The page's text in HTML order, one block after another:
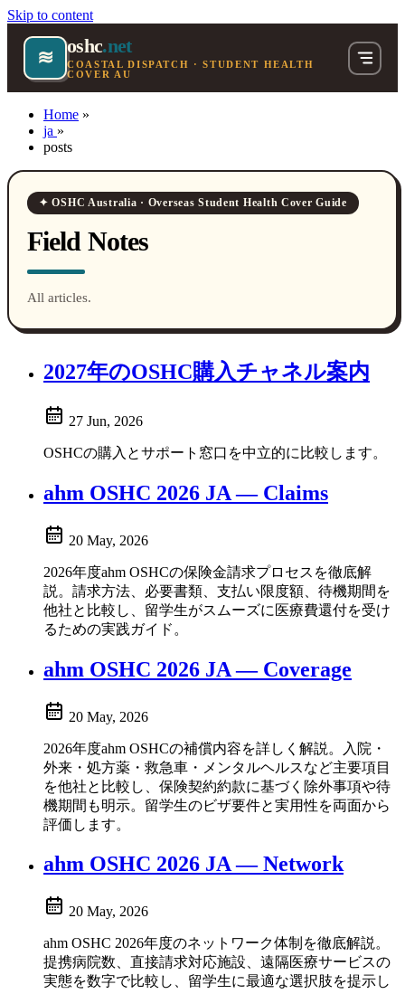
Skip to content
≋
oshc.net
COASTAL DISPATCH · STUDENT HEALTH
COVER AU
Home »
ja »
posts
✦ OSHC Australia · Overseas Student Health Cover Guide
Field Notes
All articles.
2027年のOSHC購入チャネル案内
27 Jun, 2026
OSHCの購入とサポート窓口を中立的に比較します。
ahm OSHC 2026 JA — Claims
20 May, 2026
2026年度ahm OSHCの保険金請求プロセスを徹底解
説。請求方法、必要書類、支払い限度額、待機期間を
他社と比較し、留学生がスムーズに医療費還付を受け
るための実践ガイド。
ahm OSHC 2026 JA — Coverage
20 May, 2026
2026年度ahm OSHCの補償内容を詳しく解説。入院・
外来・処方薬・救急車・メンタルヘルスなど主要項目
を他社と比較し、保険契約約款に基づく除外事項や待
機期間も明示。留学生のビザ要件と実用性を両面から
評価します。
ahm OSHC 2026 JA — Network
20 May, 2026
ahm OSHC 2026年度のネットワーク体制を徹底解説。
提携病院数、直接請求対応施設、遠隔医療サービスの
実態を数字で比較し、留学生に最適な選択肢を提示し